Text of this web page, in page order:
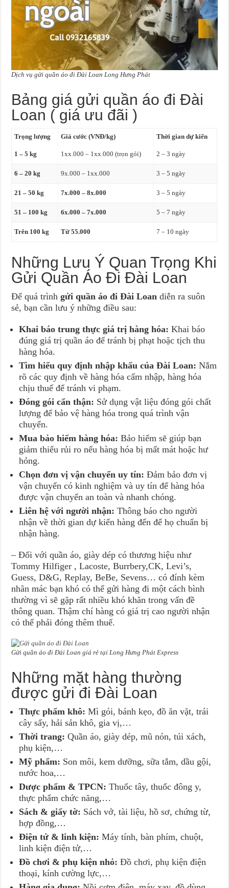
Dịch vụ gửi quần áo đi Đài Loan Long Hưng Phát
Bảng giá gửi quần áo đi Đài
Loan ( giá ưu đãi )
Trọng lượng Giá cước (VNĐ/kg) Thời gian dự kiến
1 – 5 kg 1xx.000 – 1xx.000 (trọn gói) 2 – 3 ngày
6 – 20 kg 9x.000 – 1xx.000 3 – 5 ngày
21 – 50 kg 7x.000 – 8x.000 3 – 5 ngày
51 – 100 kg 6x.000 – 7x.000 5 – 7 ngày
Trên 100 kg Từ 55.000 7 – 10 ngày
Những Lưu Ý Quan Trọng Khi
Gửi Quần Áo Đi Đài Loan
Để quá trìnhgửi quần áo đi Đài Loan diễn ra suôn
sẻ, bạn cần lưu ý những điều sau:
Khai báo trung thực giá trị hàng hóa: Khai báo
đúng giá trị quần áo để tránh bị phạt hoặc tịch thu
hàng hóa.
Tìm hiểu quy định nhập khẩu của Đài Loan: Nắm
rõ các quy định về hàng hóa cấm nhập, hàng hóa
chịu thuế để tránh vi phạm.
Đóng gói cẩn thận: Sử dụng vật liệu đóng gói chất
lượng để bảo vệ hàng hóa trong quá trình vận
chuyển.
Mua bảo hiểm hàng hóa: Bảo hiểm sẽ giúp bạn
giảm thiểu rủi ro nếu hàng hóa bị mất mát hoặc hư
hỏng.
Chọn đơn vị vận chuyển uy tín: Đảm bảo đơn vị
vận chuyển có kinh nghiệm và uy tín để hàng hóa
được vận chuyển an toàn và nhanh chóng.
Liên hệ với người nhận: Thông báo cho người
nhận về thời gian dự kiến hàng đến để họ chuẩn bị
nhận hàng.
– Đối với quần áo, giày dép có thương hiệu như
Tommy Hilfiger , Lacoste, Burrbery,CK, Levi’s,
Guess, D&G, Replay, BeBe, Sevens… có đính kèm
nhãn mác bạn khó có thể gửi hàng đi một cách bình
thường vì sẽ gặp rất nhiều khó khăn trong vấn đề
thông quan. Thậm chí hàng có giá trị cao người nhận
có thể phải đóng thêm thuế.
Gửi quần áo đi Đài Loan giá rẻ tại Long Hưng Phát Express
Những mặt hàng thường
được gửi đi Đài Loan
Thực phẩm khô: Mì gói, bánh kẹo, đồ ăn vặt, trái
cây sấy, hải sản khô, gia vị,…
Thời trang: Quần áo, giày dép, mũ nón, túi xách,
phụ kiện,…
Mỹ phẩm: Son môi, kem dưỡng, sữa tắm, dầu gội,
nước hoa,…
Dược phẩm & TPCN: Thuốc tây, thuốc đông y,
thực phẩm chức năng,…
Sách & giấy tờ: Sách vở, tài liệu, hồ sơ, chứng từ,
hợp đồng,…
Điện tử & linh kiện: Máy tính, bàn phím, chuột,
linh kiện điện tử,…
Đồ chơi & phụ kiện nhỏ: Đồ chơi, phụ kiện điện
thoại, kính cường lực,…